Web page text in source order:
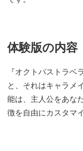
体験版の内容
『オクトパストラベ
と、それはキャラメ
能は、主人公をあな
徴を自由にカスタマ